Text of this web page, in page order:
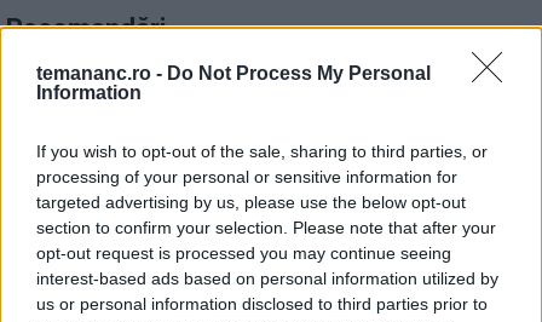
temananc.ro - Do Not Process My Personal
Information
If you wish to opt-out of the sale, sharing to third parties, or
processing of your personal or sensitive information for
targeted advertising by us, please use the below opt-out
section to confirm your selection. Please note that after your
opt-out request is processed you may continue seeing
interest-based ads based on personal information utilized by
us or personal information disclosed to third parties prior to
Recomandări
1 Cozonac cu fructe uscate
2 5 Alimente Cu Efect Antiinflamator
5 Pasi De Urmat Pentru Un Stil De Viata